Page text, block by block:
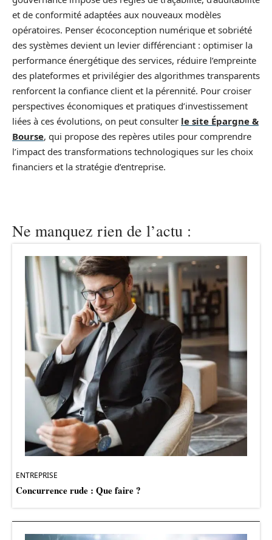
et de conformité adaptées aux nouveaux modèles
opératoires. Penser écoconception numérique et sobriété
des systèmes devient un levier différenciant : optimiser la
performance énergétique des services, réduire l’empreinte
des plateformes et privilégier des algorithmes transparents
renforcent la confiance client et la pérennité. Pour croiser
perspectives économiques et pratiques d’investissement
liées à ces évolutions, on peut consulter le site Épargne &
Bourse, qui propose des repères utiles pour comprendre
l’impact des transformations technologiques sur les choix
financiers et la stratégie d’entreprise.
Ne manquez rien de l’actu :
ENTREPRISE
Concurrence rude : Que faire ?